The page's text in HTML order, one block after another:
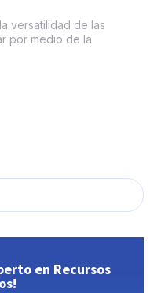
versatilidad de las
por medio de la
en Recursos